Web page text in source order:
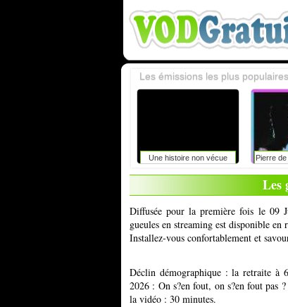
Une histoire non vécue
Pierre
au
Les émissions les plus populaires
Les
Diffusée pour la première fois le 09
gueules en streaming est disponible
Installez-vous confortablement et
Déclin démographique : la retraite à
2026 : On s?en fout, on s?en fout pas
la vidéo : 30 minutes.